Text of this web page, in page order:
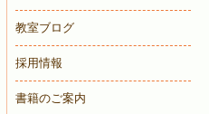
教室ブログ
採用情報
書籍のご案内